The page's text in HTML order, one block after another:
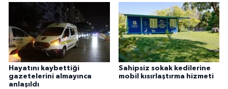
Hayatını kaybettiği
gazetelerini almayınca
anlaşıldı
Sahipsiz sokak kedilerine
mobil kısırlaştırma hizmeti